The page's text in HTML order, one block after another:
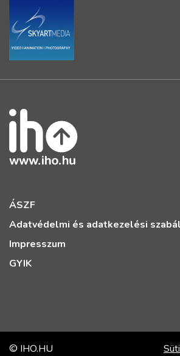
ÁSZF
Adatvédelmi és adatkezelési
Impresszum
GYIK
© IHO.HU